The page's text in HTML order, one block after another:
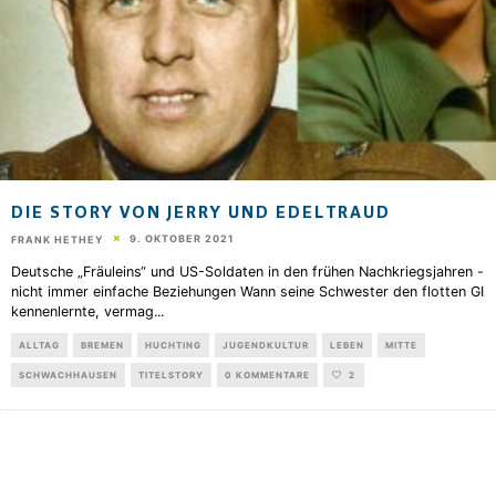
DIE STORY VON JERRY UND EDELTRAUD
FRANK HETHEY 9. OKTOBER 2021
Deutsche „Fräuleins“ und US-Soldaten in den frühen Nachkriegsjahren -
nicht immer einfache Beziehungen Wann seine Schwester den flotten GI
kennenlernte, vermag...
ALLTAG BREMEN HUCHTING JUGENDKULTUR LEBEN MITTE
SCHWACHHAUSEN TITELSTORY 0 KOMMENTARE 2